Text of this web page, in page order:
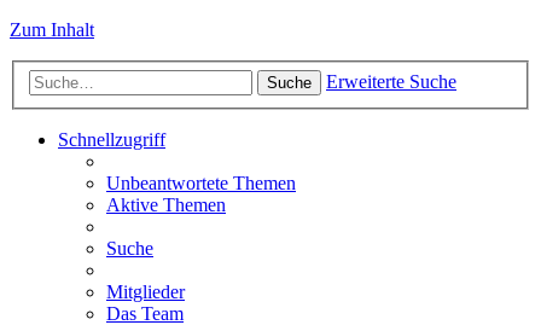
Zum Inhalt
Suche Erweiterte Suche
Schnellzugriff
Unbeantwortete Themen
Aktive Themen
Suche
Mitglieder
Das Team